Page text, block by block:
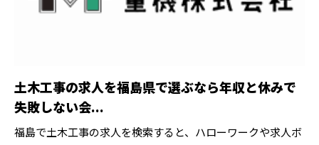
土木工事の求人を福島県で選ぶなら年収と休みで
失敗しない会...
福島で土木工事の求人を検索すると、ハローワークや求人ボ